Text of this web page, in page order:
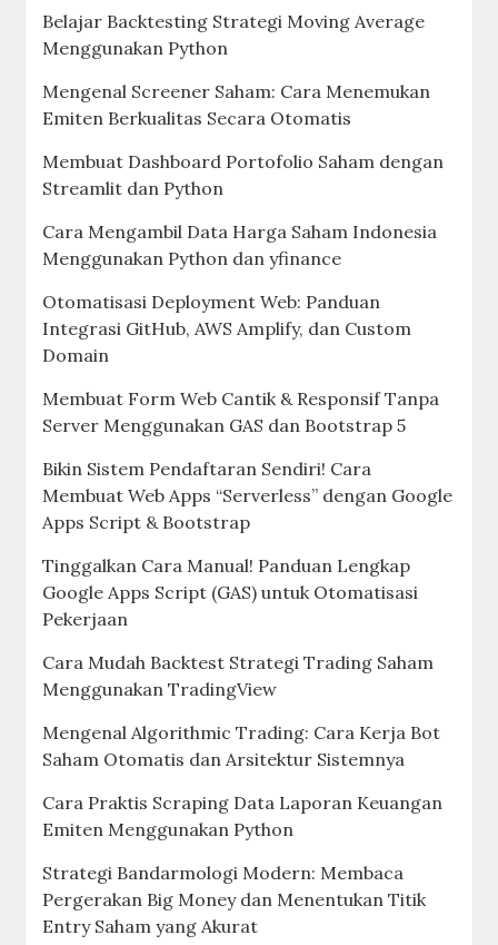
Belajar Backtesting Strategi Moving Average
Menggunakan Python
Mengenal Screener Saham: Cara Menemukan
Emiten Berkualitas Secara Otomatis
Membuat Dashboard Portofolio Saham dengan
Streamlit dan Python
Cara Mengambil Data Harga Saham Indonesia
Menggunakan Python dan yfinance
Otomatisasi Deployment Web: Panduan
Integrasi GitHub, AWS Amplify, dan Custom
Domain
Membuat Form Web Cantik & Responsif Tanpa
Server Menggunakan GAS dan Bootstrap 5
Bikin Sistem Pendaftaran Sendiri! Cara
Membuat Web Apps “Serverless” dengan Google
Apps Script & Bootstrap
Tinggalkan Cara Manual! Panduan Lengkap
Google Apps Script (GAS) untuk Otomatisasi
Pekerjaan
Cara Mudah Backtest Strategi Trading Saham
Menggunakan TradingView
Mengenal Algorithmic Trading: Cara Kerja Bot
Saham Otomatis dan Arsitektur Sistemnya
Cara Praktis Scraping Data Laporan Keuangan
Emiten Menggunakan Python
Strategi Bandarmologi Modern: Membaca
Pergerakan Big Money dan Menentukan Titik
Entry Saham yang Akurat